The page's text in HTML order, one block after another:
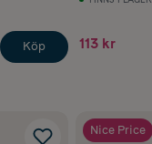
Köp 113 kr
Nice Price